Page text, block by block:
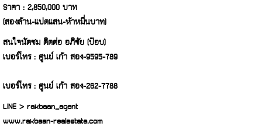
Sาคา : 2,850,000 บาท
(สองล้าน-แปดแสน-ห้าหมื่นบาท)
สนใจนัดชม ติดต่อ อภิชัย (ป๊อบ)
เบอร์โทร : ศูนย์ เก้า สอง-9595-789
เบอร์โทร : ศูนย์ เก้า สอง-262-7788
LINE > rakbaan_agent
www.rakbaan-realestate.com